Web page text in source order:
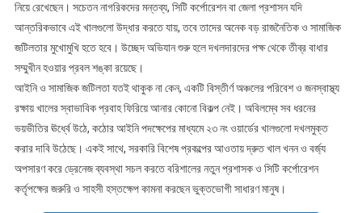
নিয়ে রেখেছেন। সচেতন নাগরিকদের মন্তব্য, সিটি কর্পোরেশন বা জেলা প্রশাসন যদি
আন্তরিকভাবে এই খালগুলো উদ্ধার করতে যায়, তবে তাদের অনেক বড় রাজনৈতিক ও সামাজিক
জটিলতার মুখোমুখি হতে হবে। উচ্ছেদ অভিযান শুরু হলে দখলদারদের পক্ষ থেকে তীব্র বাধার
সম্মুখীন হওয়ার প্রবল শঙ্কা রয়েছে।
আইনি ও সামাজিক জটিলতা যতই থাকুক না কেন, একটি বিস্তীর্ণ অঞ্চলের পরিবেশ ও জনস্বাস্থ্য
রক্ষায় খালের স্বাভাবিক প্রবাহ ফিরিয়ে আনার কোনো বিকল্প নেই। অবিলম্বে সব ধরনের
ভয়ভীতির ঊর্ধ্বে উঠে, কঠোর আইনি পদক্ষেপের মাধ্যমে ২৩ নং ওয়ার্ডের খালগুলো দখলমুক্ত
করার দাবি উঠেছে। একই সাথে, সরকারি বিশেষ প্রকল্পের আওতায় দ্রুত খাল খনন ও বর্জ্য
অপসারণ করে ড্রেনেজ ব্যবস্থা সচল করতে বরিশালের নতুন প্রশাসক ও সিটি কর্পোরেশন
কর্তৃপক্ষের জরুরি ও সাহসী হস্তক্ষেপ কামনা করছেন ভুক্তভোগী সাধারণ মানুষ।